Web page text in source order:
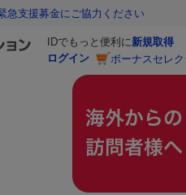
急支援募金にご協力ください
IDでもっと便利に新規取得
ログイン
ボーナスセレ